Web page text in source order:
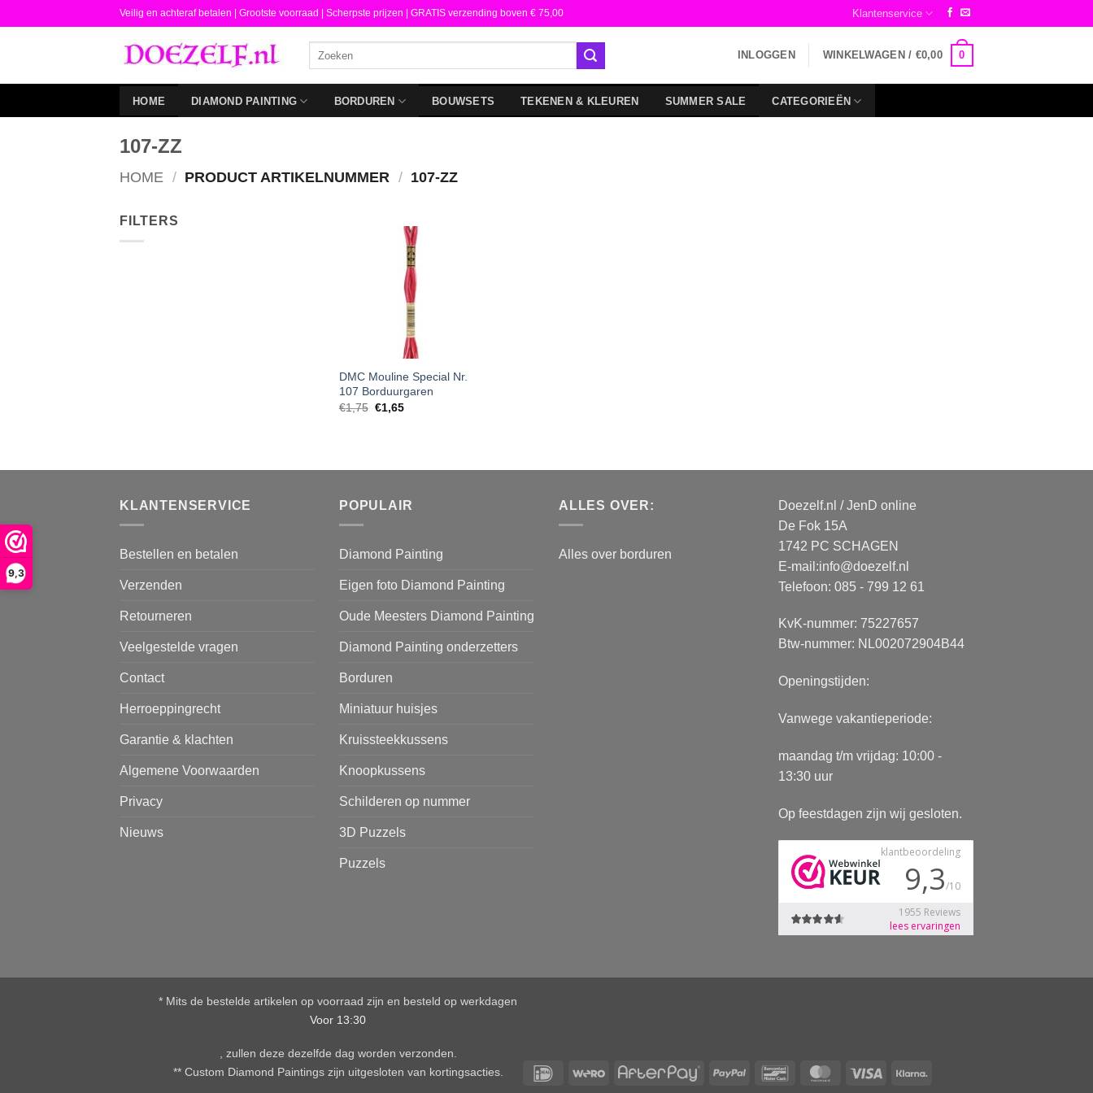
9,3
naar
Veilig en achteraf betalen | Grootste voorraad | Scherpste prijzen | GRATIS verzending boven € 75,00 Klantenservice
INLOGGEN WINKELWAGEN / €0,00 0
HOME DIAMOND PAINTING BORDUREN BOUWSETS TEKENEN & KLEUREN SUMMER SALE CATEGORIEËN
107-ZZ
HOME / PRODUCT ARTIKELNUMMER / 107-ZZ
FILTERS
DMC Mouline Special Nr.
107 Borduurgaren
€1,75 €1,65
KLANTENSERVICE
Bestellen en betalen
Verzenden
Retourneren
Veelgestelde vragen
Contact
Herroeppingrecht
Garantie & klachten
Algemene Voorwaarden
Privacy
Nieuws
POPULAIR
Diamond Painting
Eigen foto Diamond Painting
Oude Meesters Diamond Painting
Diamond Painting onderzetters
Borduren
Miniatuur huisjes
Kruissteekkussens
Knoopkussens
Schilderen op nummer
3D Puzzels
Puzzels
ALLES OVER:
Alles over borduren
Doezelf.nl / JenD online
De Fok 15A
1742 PC SCHAGEN
E-mail:info@doezelf.nl
Telefoon: 085 - 799 12 61
KvK-nummer: 75227657
Btw-nummer: NL002072904B44
Openingstijden:
Vanwege vakantieperiode:
maandag t/m vrijdag: 10:00 -
13:30 uur
Op feestdagen zijn wij gesloten.
* Mits de bestelde artikelen op voorraad zijn en besteld op werkdagen
Voor 13:30
, zullen deze dezelfde dag worden verzonden.
** Custom Diamond Paintings zijn uitgesloten van kortingsacties.
IDeal Wero AfterPayPayPal BancontactMasterCard
Visa